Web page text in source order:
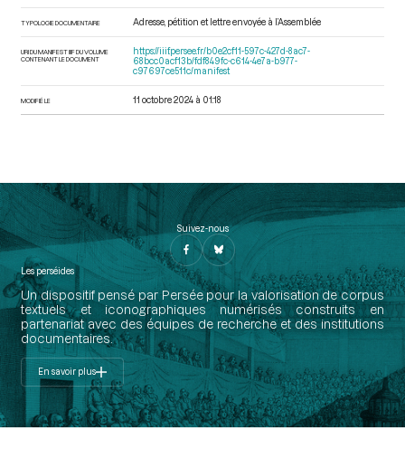
TYPOLOGIE DOCUMENTAIRE Adresse, pétition et lettre envoyée à l’Assemblée
URI DU MANIFEST IIIF DU VOLUME
CONTENANT LE DOCUMENT
https://iiif.persee.fr/b0e2cf11-597c-427d-8ac7-
68bcc0acf13b/fdf849fc-c614-4e7a-b977-
c97697ce511c/manifest
MODIFIÉ LE 11 octobre 2024 à 01:18
Suivez-nous
Les perséides
Un dispositif pensé par Persée pour la valorisation de corpus
textuels et iconographiques numérisés construits en
partenariat avec des équipes de recherche et des institutions
documentaires.
En savoir plus